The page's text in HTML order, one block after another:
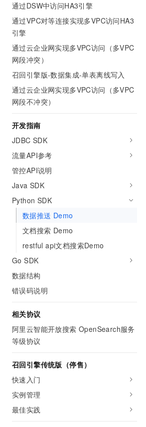
通过DSW中访问HA3引擎
通过VPC对等连接实现多VPC访问HA3
引擎
通过云企业网实现多VPC访问（多VPC
网段冲突）
召回引擎版-数据集成-单表离线写入
通过云企业网实现多VPC访问（多VPC
网段不冲突）
开发指南
JDBC SDK
流量API参考
管控API说明
Java SDK
Python SDK
数据推送 Demo
文档搜索 Demo
restful api文档搜索Demo
Go SDK
数据结构
错误码说明
相关协议
阿里云智能开放搜索 OpenSearch服务
等级协议
召回引擎传统版（停售）
快速入门
实例管理
最佳实践